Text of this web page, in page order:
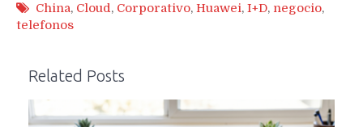
China, Cloud, Corporativo, Huawei, I+D, negocio,
telefonos
Related Posts